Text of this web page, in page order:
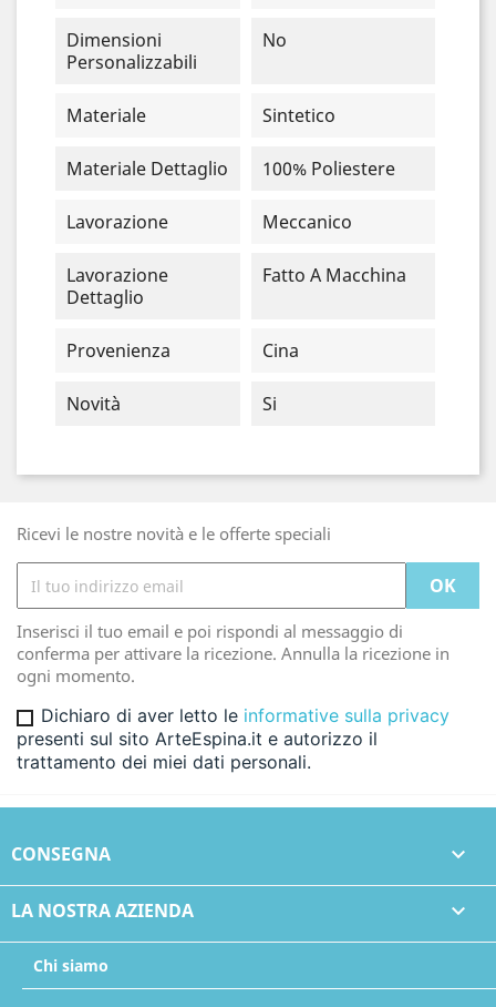
Dimensioni
Personalizzabili
No
Materiale Sintetico
Materiale Dettaglio 100% Poliestere
Lavorazione Meccanico
Lavorazione
Dettaglio
Fatto A Macchina
Provenienza Cina
Novità Si
Ricevi le nostre novità e le offerte speciali
Inserisci il tuo email e poi rispondi al messaggio di
conferma per attivare la ricezione. Annulla la ricezione in
ogni momento.
Dichiaro di aver letto le informative sulla privacy
presenti sul sito ArteEspina.it e autorizzo il
trattamento dei miei dati personali.
CONSEGNA 
LA NOSTRA AZIENDA 
Chi siamo